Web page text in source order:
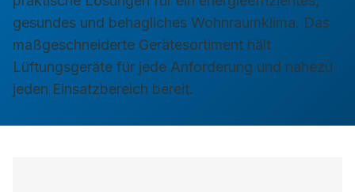
gesundes und behagliches Wohnraumklima. Das
maßgeschneiderte Gerätesortiment hält
Lüftungsgeräte für jede Anforderung und nahezu
jeden Einsatzbereich bereit.